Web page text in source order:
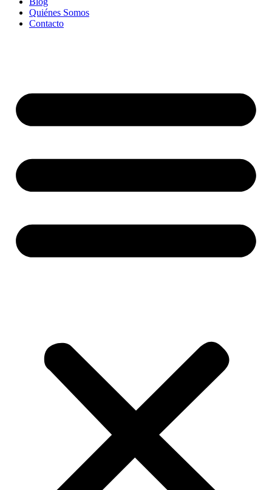
Quiénes Somos
Contacto